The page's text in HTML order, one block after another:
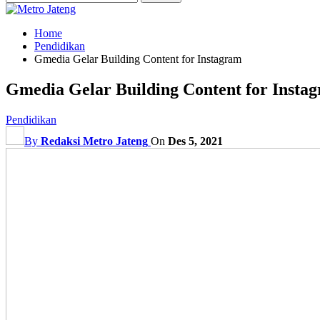
Home
Pendidikan
Gmedia Gelar Building Content for Instagram
Gmedia Gelar Building Content for
Pendidikan
By Redaksi Metro Jateng On Des 5, 2021